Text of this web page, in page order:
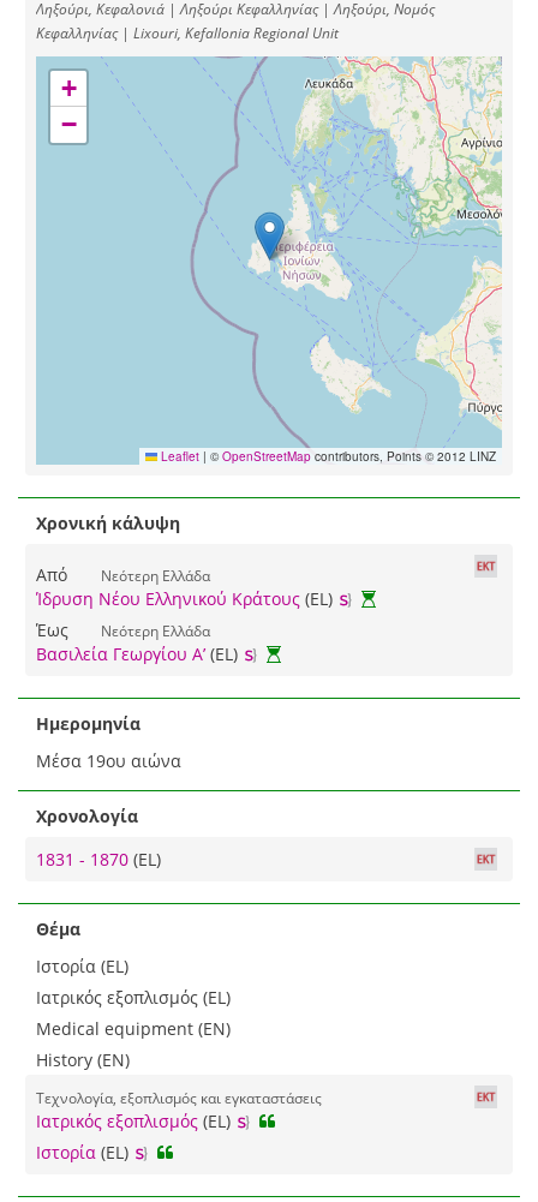
Ληξούρι, Κεφαλονιά | Ληξούρι Κεφαλληνίας | Ληξούρι, Νομός
Κεφαλληνίας | Lixouri, Kefallonia Regional Unit
+
−
Leaflet | © OpenStreetMap contributors, Points © 2012 LINZ
Χρονική κάλυψη
Από Νεότερη Ελλάδα
Ίδρυση Νέου Ελληνικού Κράτους (EL)
Έως
Νεότερη Ελλάδα
Βασιλεία Γεωργίου Α’ (EL)
Ημερομηνία
Μέσα 19ου αιώνα
Χρονολογία
1831 - 1870 (EL)
Θέμα
Ιστορία (EL)
Ιατρικός εξοπλισμός (EL)
Medical equipment (EN)
History (EN)
Τεχνολογία, εξοπλισμός και εγκαταστάσεις
Ιατρικός εξοπλισμός (EL)
Ιστορία (EL)